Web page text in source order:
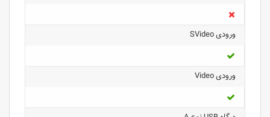
ورودی SVideo
ورودی Video